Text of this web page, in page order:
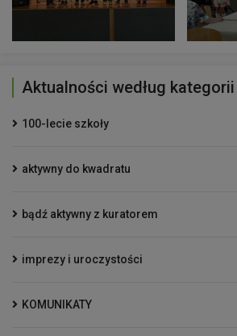
Aktualności według kategorii
100-lecie szkoły
aktywny do kwadratu
bądź aktywny z kuratorem
imprezy i uroczystości
KOMUNIKATY